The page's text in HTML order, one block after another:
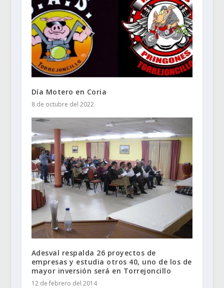
Día Motero en Coria
8 de octubre del 2022
Adesval respalda 26 proyectos de
empresas y estudia otros 40, uno de los de
mayor inversión será en Torrejoncillo
12 de febrero del 2014